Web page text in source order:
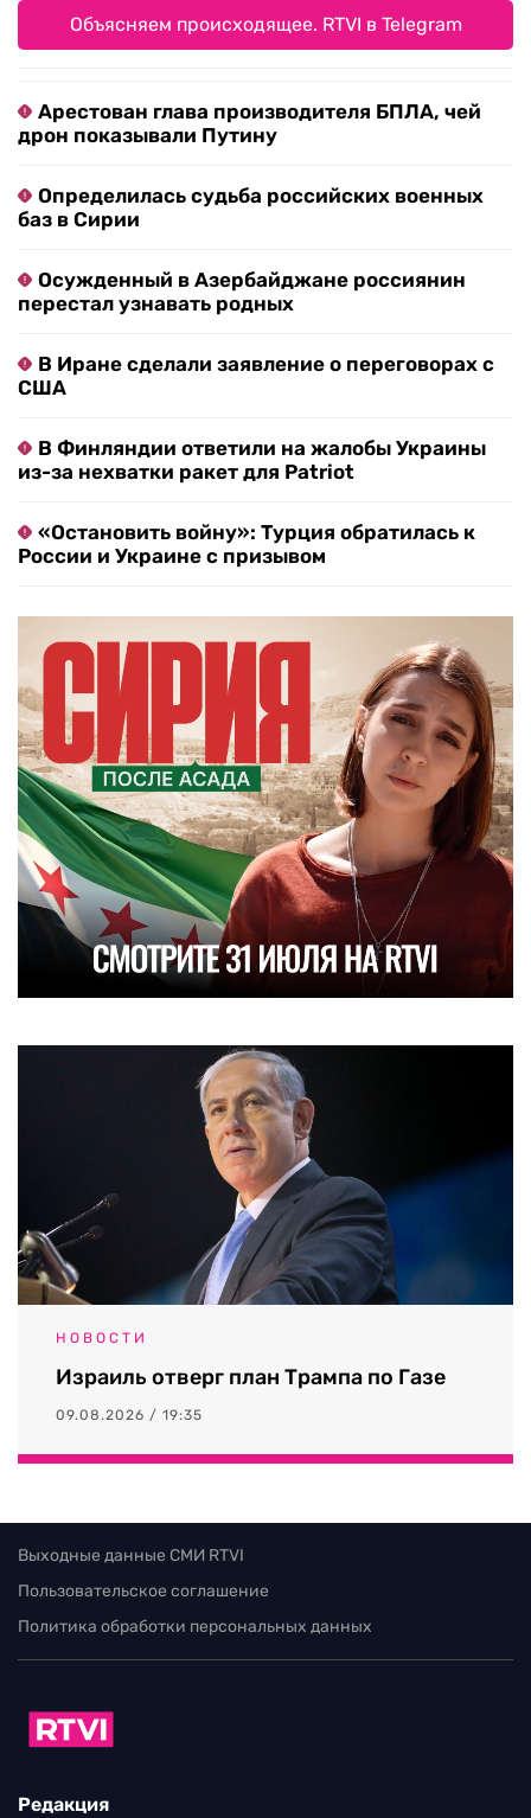
Объясняем происходящее. RTVI в Telegram
Арестован глава производителя БПЛА, чей
дрон показывали Путину
Определилась судьба российских военных
баз в Сирии
Осужденный в Азербайджане россиянин
перестал узнавать родных
В Иране сделали заявление о переговорах с
США
В Финляндии ответили на жалобы Украины
из-за нехватки ракет для Patriot
«Остановить войну»: Турция обратилась к
России и Украине с призывом
НОВОСТИ
Израиль отверг план Трампа по Газе
09.08.2026 / 19:35
Выходные данные СМИ RTVI
Пользовательское соглашение
Политика обработки персональных данных
Редакция